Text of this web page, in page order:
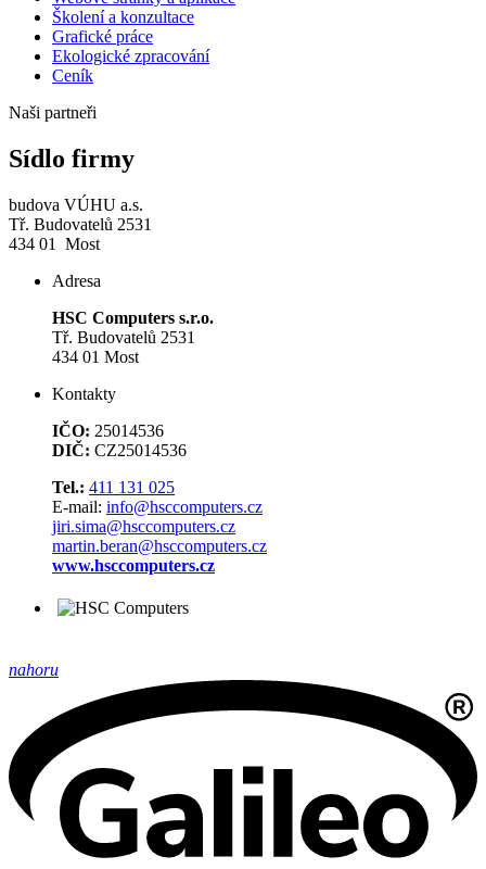
Školení a konzultace
Grafické práce
Ekologické zpracování
Ceník
Naši partneři
Sídlo firmy
budova VÚHU a.s.
Tř. Budovatelů 2531
434 01 Most
Adresa
HSC Computers s.r.o.
Tř. Budovatelů 2531
434 01 Most
Kontakty
IČO: 25014536
DIČ: CZ25014536
Tel.: 411 131 025
E-mail: info@hsccomputers.cz
jiri.sima@hsccomputers.cz
martin.beran@hsccomputers.cz
www.hsccomputers.cz
nahoru